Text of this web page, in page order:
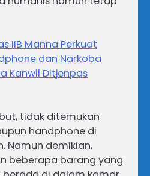
IIB Manna Perkuat
dan Narkoba
Kanwil Ditjenpas
tidak ditemukan
handphone di
Namun demikian,
beberapa barang yang